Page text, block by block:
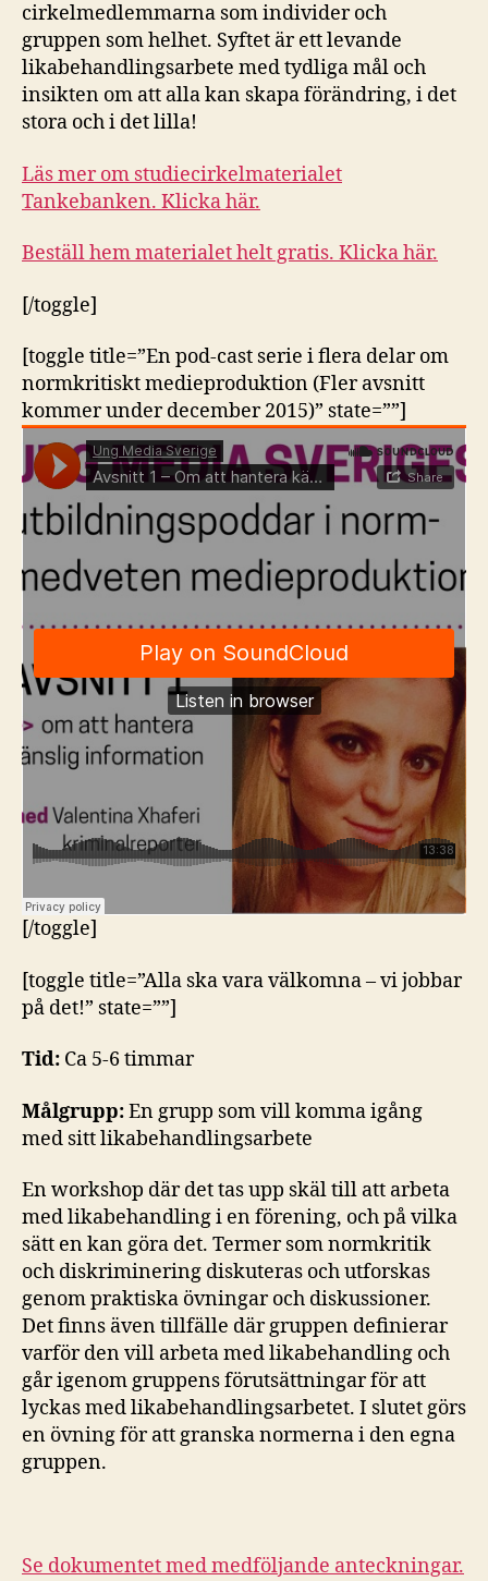
cirkelmedlemmarna som individer och
gruppen som helhet. Syftet är ett levande
likabehandlingsarbete med tydliga mål och
insikten om att alla kan skapa förändring, i det
stora och i det lilla!
Läs mer om studiecirkelmaterialet
Tankebanken. Klicka här.
Beställ hem materialet helt gratis. Klicka här.
[/toggle]
[toggle title=”En pod-cast serie i flera delar om
normkritiskt medieproduktion (Fler avsnitt
kommer under december 2015)” state=””]
[/toggle]
[toggle title=”Alla ska vara välkomna – vi jobbar
på det!” state=””]
Tid: Ca 5-6 timmar
Målgrupp:En grupp som vill komma igång
med sitt likabehandlingsarbete
En workshop där det tas upp skäl till att arbeta
med likabehandling i en förening, och på vilka
sätt en kan göra det. Termer som normkritik
och diskriminering diskuteras och utforskas
genom praktiska övningar och diskussioner.
Det finns även tillfälle där gruppen definierar
varför den vill arbeta med likabehandling och
går igenom gruppens förutsättningar för att
lyckas med likabehandlingsarbetet. I slutet görs
en övning för att granska normerna i den egna
gruppen.
Se dokumentet med medföljande anteckningar.